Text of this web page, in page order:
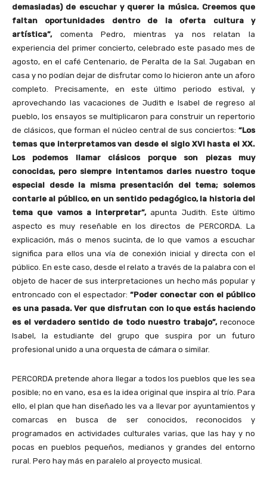
demasiadas) de escuchar y querer la música. Creemos que
faltan oportunidades dentro de la oferta cultura y
artística”,comenta Pedro, mientras ya nos relatan la
experiencia del primer concierto, celebrado este pasado mes de
agosto, en el café Centenario, de Peralta de la Sal. Jugaban en
casa y no podían dejar de disfrutar como lo hicieron ante un aforo
completo. Precisamente, en este último periodo estival, y
aprovechando las vacaciones de Judith e Isabel de regreso al
pueblo, los ensayos se multiplicaron para construir un repertorio
de clásicos, que forman el núcleo central de sus conciertos: “Los
temas que interpretamos van desde el siglo XVI hasta el XX.
Los podemos llamar clásicos porque son piezas muy
conocidas, pero siempre intentamos darles nuestro toque
especial desde la misma presentación del tema; solemos
contarle al público, en un sentido pedagógico, la historia del
tema que vamos a interpretar”,apunta Judith. Este último
aspecto es muy reseñable en los directos de PERCORDA. La
explicación, más o menos sucinta, de lo que vamos a escuchar
significa para ellos una vía de conexión inicial y directa con el
público. En este caso, desde el relato a través de la palabra con el
objeto de hacer de sus interpretaciones un hecho más popular y
entroncado con el espectador: “Poder conectar con el público
es una pasada. Ver que disfrutan con lo que estás haciendo
es el verdadero sentido de todo nuestro trabajo”,reconoce
Isabel, la estudiante del grupo que suspira por un futuro
profesional unido a una orquesta de cámara o similar.
PERCORDA pretende ahora llegar a todos los pueblos que les sea
posible; no en vano, esa es la idea original que inspira al trío. Para
ello, el plan que han diseñado les va a llevar por ayuntamientos y
comarcas en busca de ser conocidos, reconocidos y
programados en actividades culturales varias, que las hay y no
pocas en pueblos pequeños, medianos y grandes del entorno
rural. Pero hay más en paralelo al proyecto musical.